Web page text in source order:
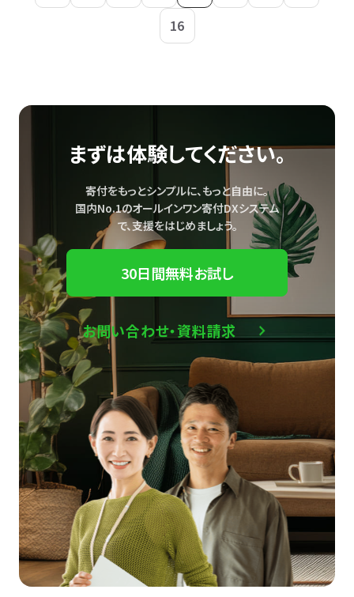
16
まずは体験してください。
寄付をもっとシンプルに、もっと自由に。
国内No.1のオールインワン寄付DXシステム
で、支援をはじめましょう。
30日間無料お試し
お問い合わせ・資料請求